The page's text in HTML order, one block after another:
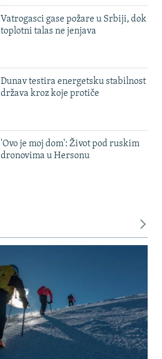
Vatrogasci gase požare u Srbiji, dok
toplotni talas ne jenjava
Dunav testira energetsku stabilnost
država kroz koje protiče
'Ovo je moj dom': Život pod ruskim
dronovima u Hersonu